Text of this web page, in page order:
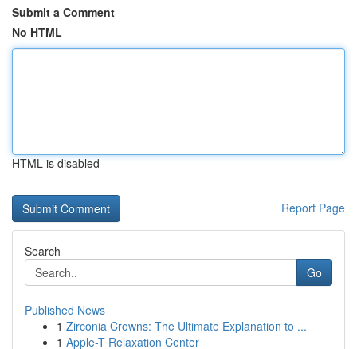
Submit a Comment
No HTML
HTML is disabled
Report Page
Search
Go
Published News
1 Zirconia Crowns: The Ultimate Explanation to ...
1 Apple-T Relaxation Center